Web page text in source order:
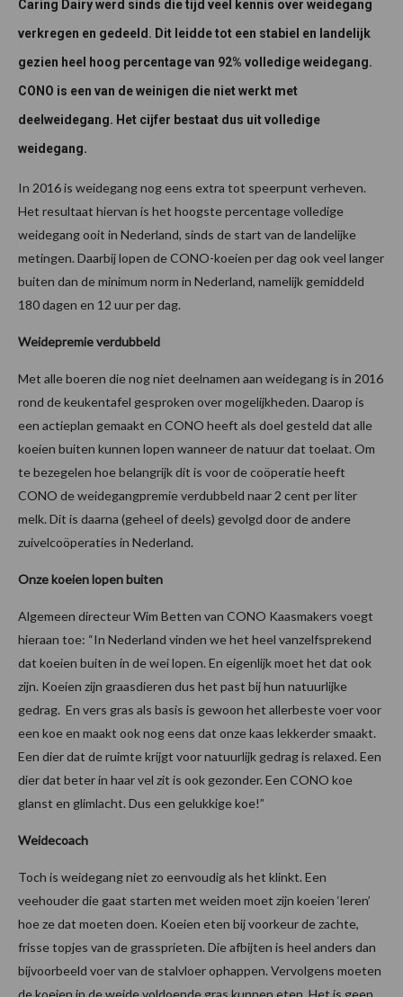
Caring Dairy werd sinds die tijd veel kennis over weidegang
verkregen en gedeeld. Dit leidde tot een stabiel en landelijk
gezien heel hoog percentage van 92% volledige weidegang.
CONO is een van de weinigen die niet werkt met
deelweidegang. Het cijfer bestaat dus uit volledige
weidegang.
In 2016 is weidegang nog eens extra tot speerpunt verheven.
Het resultaat hiervan is het hoogste percentage volledige
weidegang ooit in Nederland, sinds de start van de landelijke
metingen. Daarbij lopen de CONO-koeien per dag ook veel langer
buiten dan de minimum norm in Nederland, namelijk gemiddeld
180 dagen en 12 uur per dag.
Weidepremie verdubbeld
Met alle boeren die nog niet deelnamen aan weidegang is in 2016
rond de keukentafel gesproken over mogelijkheden. Daarop is
een actieplan gemaakt en CONO heeft als doel gesteld dat alle
koeien buiten kunnen lopen wanneer de natuur dat toelaat. Om
te bezegelen hoe belangrijk dit is voor de coöperatie heeft
CONO de weidegangpremie verdubbeld naar 2 cent per liter
melk. Dit is daarna (geheel of deels) gevolgd door de andere
zuivelcoöperaties in Nederland.
Onze koeien lopen buiten
Algemeen directeur Wim Betten van CONO Kaasmakers voegt
hieraan toe: “In Nederland vinden we het heel vanzelfsprekend
dat koeien buiten in de wei lopen. En eigenlijk moet het dat ook
zijn. Koeien zijn graasdieren dus het past bij hun natuurlijke
gedrag. En vers gras als basis is gewoon het allerbeste voer voor
een koe en maakt ook nog eens dat onze kaas lekkerder smaakt.
Een dier dat de ruimte krijgt voor natuurlijk gedrag is relaxed. Een
dier dat beter in haar vel zit is ook gezonder. Een CONO koe
glanst en glimlacht. Dus een gelukkige koe!”
Weidecoach
Toch is weidegang niet zo eenvoudig als het klinkt. Een
veehouder die gaat starten met weiden moet zijn koeien ‘leren’
hoe ze dat moeten doen. Koeien eten bij voorkeur de zachte,
frisse topjes van de grassprieten. Die afbijten is heel anders dan
bijvoorbeeld voer van de stalvloer ophappen. Vervolgens moeten
de koeien in de weide voldoende gras kunnen eten. Het is geen